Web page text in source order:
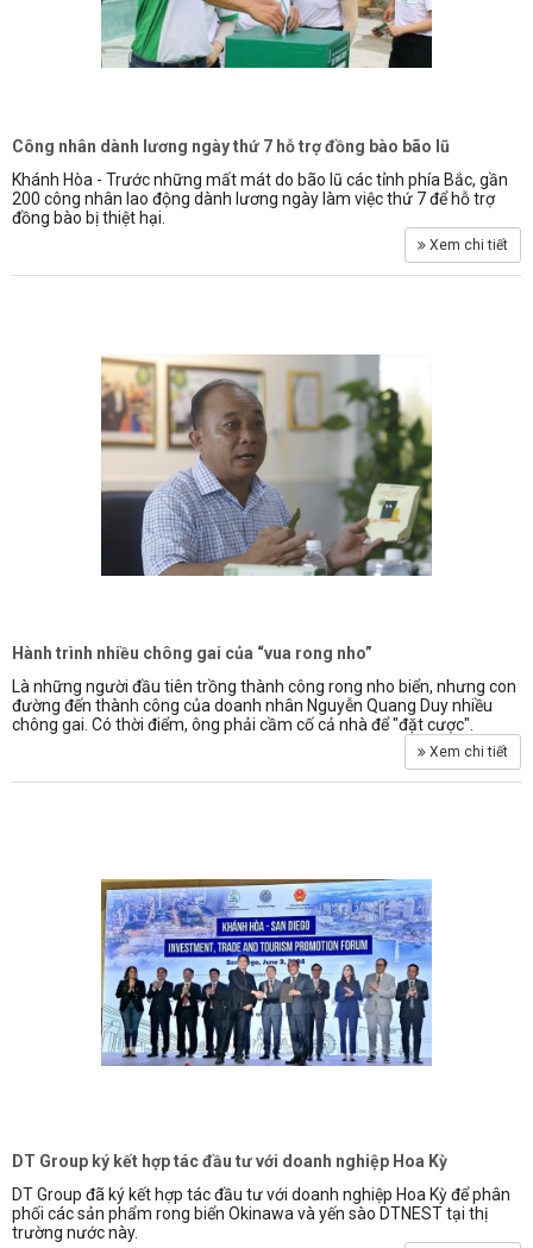
Công nhân dành lương ngày thứ 7 hỗ trợ đồng bào bão lũ
Khánh Hòa - Trước những mất mát do bão lũ các tỉnh phía Bắc, gần
200 công nhân lao động dành lương ngày làm việc thứ 7 để hỗ trợ
đồng bào bị thiệt hại.
Xem chi tiết
Hành trình nhiều chông gai của “vua rong nho”
Là những người đầu tiên trồng thành công rong nho biển, nhưng con
đường đến thành công của doanh nhân Nguyễn Quang Duy nhiều
chông gai. Có thời điểm, ông phải cầm cố cả nhà để "đặt cược".
Xem chi tiết
DT Group ký kết hợp tác đầu tư với doanh nghiệp Hoa Kỳ
DT Group đã ký kết hợp tác đầu tư với doanh nghiệp Hoa Kỳ để phân
phối các sản phẩm rong biển Okinawa và yến sào DTNEST tại thị
trường nước này.